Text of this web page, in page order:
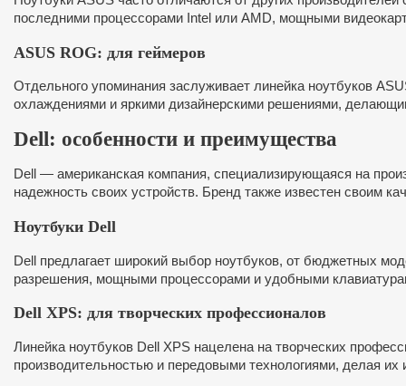
последними процессорами Intel или AMD, мощными
ASUS ROG: для геймеров
Отдельного упоминания заслуживает линейка ноутбуков
охлаждениями и яркими дизайнерскими решениями,
Dell: особенности и преимущества
Dell — американская компания, специализирующаяся на
надежность своих устройств. Бренд также известен своим
Ноутбуки Dell
Dell предлагает широкий выбор ноутбуков, от бюджетных
разрешения, мощными процессорами и удобными
Dell XPS: для творческих профессионалов
Линейка ноутбуков Dell XPS нацелена на творческих
производительностью и передовыми технологиями, делая